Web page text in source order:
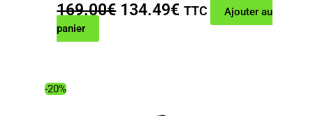
169.00€ Le
134.49€ Le
TTC
Ajouter au
panier
-20%